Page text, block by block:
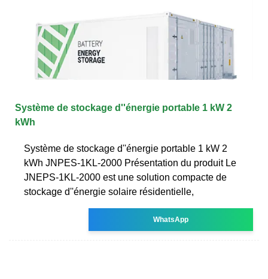
Système de stockage d''énergie portable 1 kW 2
kWh
Système de stockage d''énergie portable 1 kW 2
kWh JNPES-1KL-2000 Présentation du produit Le
JNEPS-1KL-2000 est une solution compacte de
stockage d''énergie solaire résidentielle,
WhatsApp